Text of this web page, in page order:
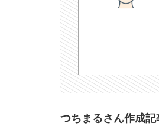
つちまるさん作成記